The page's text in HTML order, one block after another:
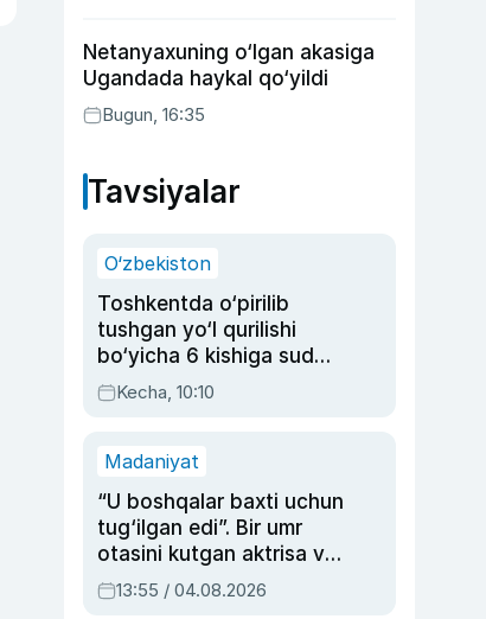
Netanyaxuning o‘lgan akasiga
Ugandada haykal qo‘yildi
Bugun, 16:35
Tavsiyalar
O‘zbekiston
Toshkentda o‘pirilib
tushgan yo‘l qurilishi
bo‘yicha 6 kishiga sud
hukmi o‘qildi
Kecha, 10:10
Madaniyat
“U boshqalar baxti uchun
tug‘ilgan edi”. Bir umr
otasini kutgan aktrisa va
dublyaj ustasi Rimma
Ahmedovaning
13:55 / 04.08.2026